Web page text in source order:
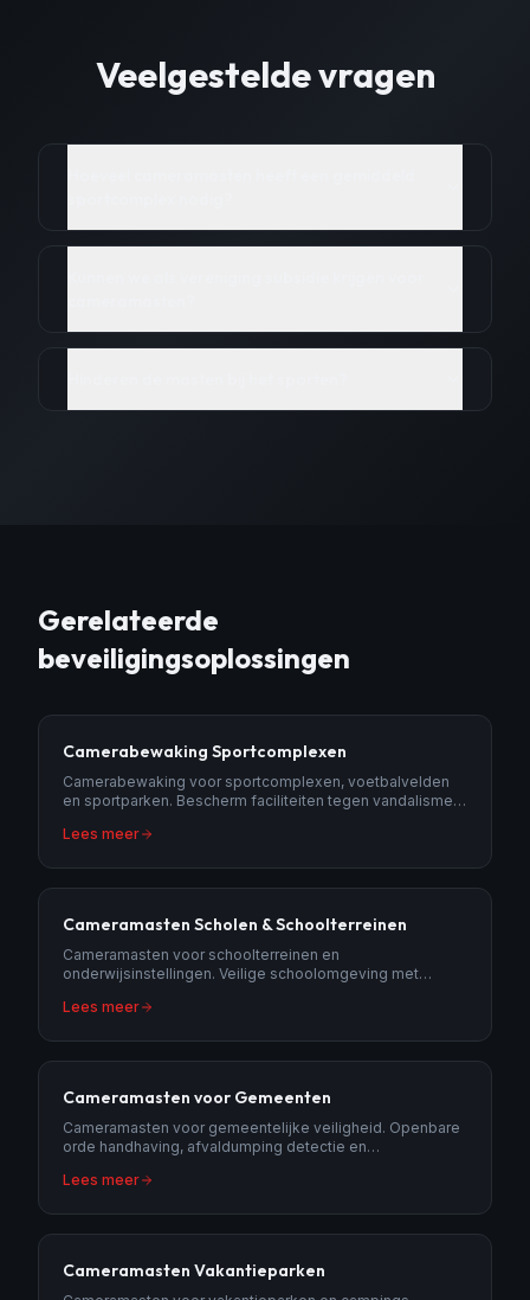
Veelgestelde vragen
Gerelateerde
beveiligingsoplossingen
Camerabewaking Sportcomplexen
Camerabewaking voor sportcomplexen, voetbalvelden
en sportparken. Bescherm faciliteiten tegen vandalisme
Lees meer
Cameramasten Scholen & Schoolterreinen
Cameramasten voor schoolterreinen en
onderwijsinstellingen. Veilige schoolomgeving met
Lees meer
Cameramasten voor Gemeenten
Cameramasten voor gemeentelijke veiligheid. Openbare
orde handhaving, afvaldumping detectie en
Lees meer
Cameramasten Vakantieparken